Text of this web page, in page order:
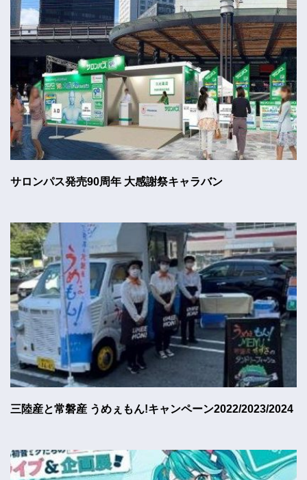
サロンパス発売90周年 大感謝祭キャラバン
三陸産と常磐産 うめぇもん!キャンペーン2022/2023/2024